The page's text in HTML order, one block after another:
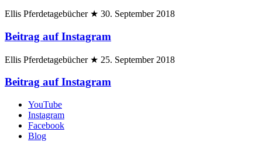
Ellis Pferdetagebücher ★ 30. September 2018
Beitrag auf Instagram
Ellis Pferdetagebücher ★ 25. September 2018
Beitrag auf Instagram
YouTube
Instagram
Facebook
Blog